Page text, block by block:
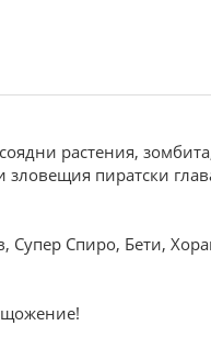
растения,
пиратски
Супер Спиро, Бети,